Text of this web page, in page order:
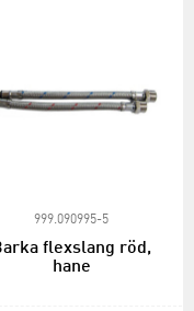
999.090995-5
flexslang röd,
hane